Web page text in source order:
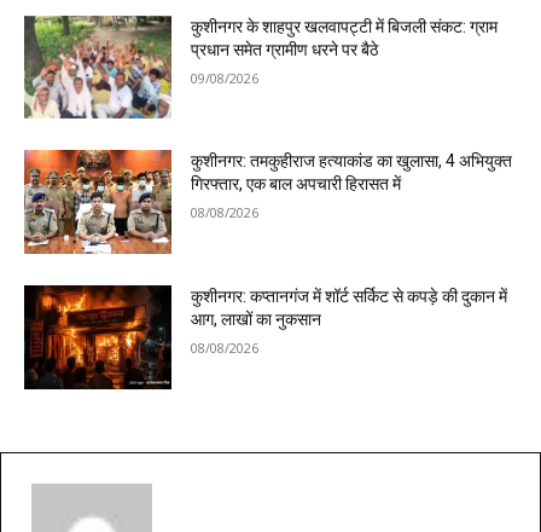
कुशीनगर के शाहपुर खलवापट्टी में बिजली संकट: ग्राम
प्रधान समेत ग्रामीण धरने पर बैठे
09/08/2026
कुशीनगर: तमकुहीराज हत्याकांड का खुलासा, 4 अभियुक्त
गिरफ्तार, एक बाल अपचारी हिरासत में
08/08/2026
कुशीनगर: कप्तानगंज में शॉर्ट सर्किट से कपड़े की दुकान में
आग, लाखों का नुकसान
08/08/2026